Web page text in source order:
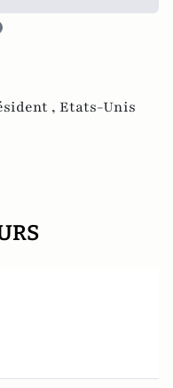
, Etats-Unis